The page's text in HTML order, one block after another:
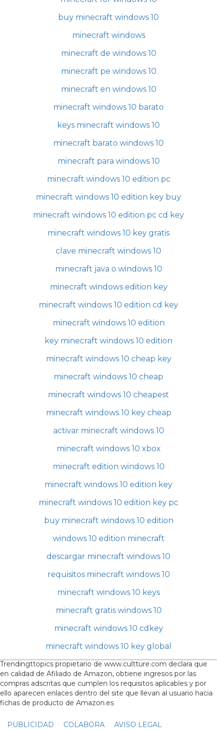
buy minecraft windows 10
minecraft windows
minecraft de windows 10
minecraft pe windows 10
minecraft en windows 10
minecraft windows 10 barato
keys minecraft windows 10
minecraft barato windows 10
minecraft para windows 10
minecraft windows 10 edition pc
minecraft windows 10 edition key buy
minecraft windows 10 edition pc cd key
minecraft windows 10 key gratis
clave minecraft windows 10
minecraft java o windows 10
minecraft windows edition key
minecraft windows 10 edition cd key
minecraft windows 10 edition
key minecraft windows 10 edition
minecraft windows 10 cheap key
minecraft windows 10 cheap
minecraft windows 10 cheapest
minecraft windows 10 key cheap
activar minecraft windows 10
minecraft windows 10 xbox
minecraft edition windows 10
minecraft windows 10 edition key
minecraft windows 10 edition key pc
buy minecraft windows 10 edition
windows 10 edition minecraft
descargar minecraft windows 10
requisitos minecraft windows 10
minecraft windows 10 keys
minecraft gratis windows 10
minecraft windows 10 cdkey
minecraft windows 10 key global
Trendingttopics propietario de www.cultture.com declara que
en calidad de Afiliado de Amazon, obtiene ingresos por las
compras adscritas que cumplen los requisitos aplicables y por
ello aparecen enlaces dentro del site que llevan al usuario hacia
fichas de producto de Amazon.es
PUBLICIDAD COLABORA AVISO LEGAL